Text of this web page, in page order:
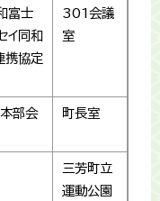
富士
イ同和
携協定
301会議
室
部会
町長室
三芳町立
運動公園